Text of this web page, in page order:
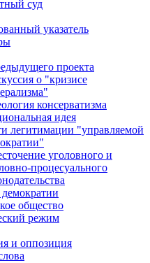
суд
указатель
проекта
о "кризисе
консерватизма
идея
легитимации "управляемой
уголовного и
процесуального
общество
режим
и оппозиция